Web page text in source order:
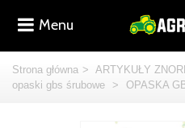
Menu
Strona główna > ARTYKUŁY
opaski gbs śrubowe
> OPASKA